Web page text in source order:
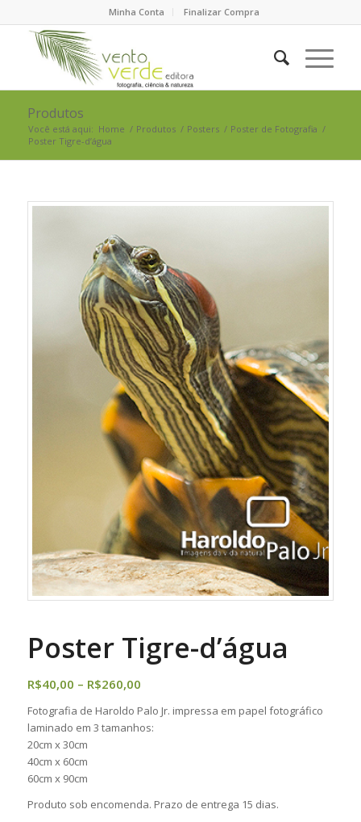
Minha Conta Finalizar Compra
Produtos
Você está aqui: Home / Produtos / Posters / Poster de Fotografia /
Poster Tigre-d’água
Poster Tigre-d’água
R$40,00 – R$260,00Faixa
de
preço:
Fotografia de Haroldo Palo Jr. impressa em papel fotográfico
laminado em 3 tamanhos:
20cm x 30cm
40cm x 60cm
60cm x 90cm
Produto sob encomenda. Prazo de entrega 15 dias.